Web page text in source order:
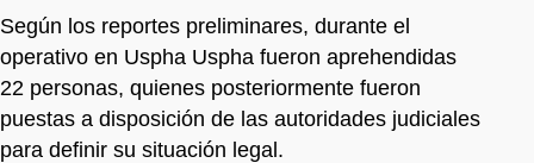
Según los reportes preliminares, durante el
operativo en Uspha Uspha fueron aprehendidas
22 personas, quienes posteriormente fueron
puestas a disposición de las autoridades judiciales
para definir su situación legal.